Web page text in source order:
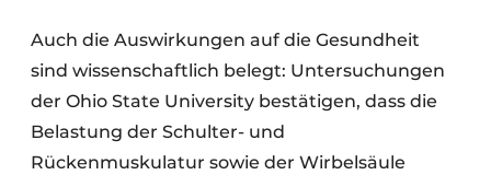
Auch die Auswirkungen auf die Gesundheit
sind wissenschaftlich belegt: Untersuchungen
der Ohio State University bestätigen, dass die
Belastung der Schulter- und
Rückenmuskulatur sowie der Wirbelsäule